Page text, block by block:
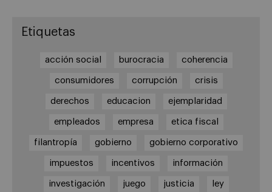
Etiquetas
acción social burocracia coherencia
consumidores corrupción crisis
derechos educacion ejemplaridad
empleados empresa etica fiscal
filantropía gobierno gobierno corporativo
impuestos incentivos información
investigación juego justicia ley